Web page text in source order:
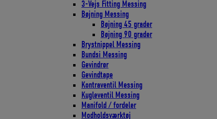
3-Vejs Fitting Messing
Bøjning Messing
Bøjning 45 grader
Bøjning 90 grader
Brystnippel Messing
Bundsi Messing
Gevindrør
Gevindtape
Kontraventil Messing
Kugleventil Messing
Manifold / fordeler
Modholdsværktøj